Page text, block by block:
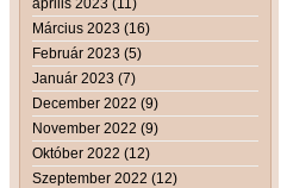
Március 2023 (16)
Február 2023 (5)
Január 2023 (7)
December 2022 (9)
November 2022 (9)
Október 2022 (12)
Szeptember 2022 (12)